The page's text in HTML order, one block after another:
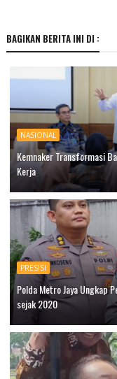
BAGIKAN BERITA INI DI :
NASIONAL
Kemnaker Transformasi
Kerja
PRESISI
Polda Metro Jaya Ungkap
sejak 2020